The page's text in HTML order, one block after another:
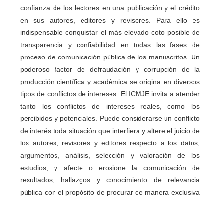
confianza de los lectores en una publicación y el crédito
en sus autores, editores y revisores. Para ello es
indispensable conquistar el más elevado coto posible de
transparencia y confiabilidad en todas las fases de
proceso de comunicación pública de los manuscritos. Un
poderoso factor de defraudación y corrupción de la
producción científica y académica se origina en diversos
tipos de conflictos de intereses. El ICMJE invita a atender
tanto los conflictos de intereses reales, como los
percibidos y potenciales. Puede considerarse un conflicto
de interés toda situación que interfiera y altere el juicio de
los autores, revisores y editores respecto a los datos,
argumentos, análisis, selección y valoración de los
estudios, y afecte o erosione la comunicación de
resultados, hallazgos y conocimiento de relevancia
pública con el propósito de procurar de manera exclusiva